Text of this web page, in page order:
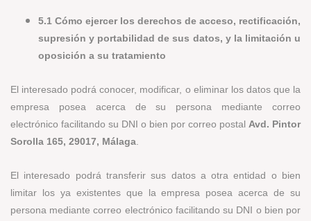
5.1 Cómo ejercer los derechos de acceso, rectificación,
supresión y portabilidad de sus datos, y la limitación u
oposición a su tratamiento
El interesado podrá conocer, modificar, o eliminar los datos que la
empresa posea acerca de su persona mediante correo
electrónico facilitando su DNI o bien por correo postal Avd. Pintor
Sorolla 165, 29017, Málaga
El interesado podrá transferir sus datos a otra entidad o bien
limitar los ya existentes que la empresa posea acerca de su
persona mediante correo electrónico facilitando su DNI o bien por